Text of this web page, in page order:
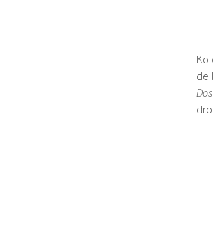
de
Dos